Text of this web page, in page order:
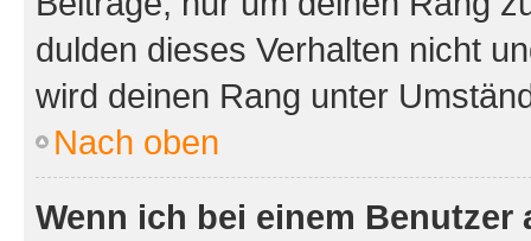
dulden dieses Verhalten nicht
wird deinen Rang unter
Nach oben
Wenn ich bei einem